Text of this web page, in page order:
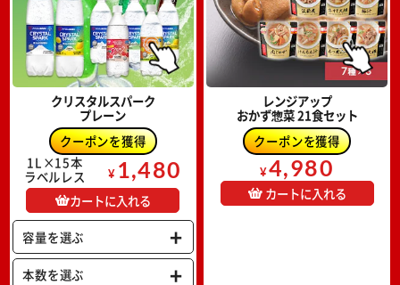
クリスタルスパーク
プレーン
1L×15本
ラベルレス
¥ 1,480
カートに入れる
容量を選ぶ
本数を選ぶ
レンジアップ
おかず惣菜 21食セット
¥4,980
カートに入れる